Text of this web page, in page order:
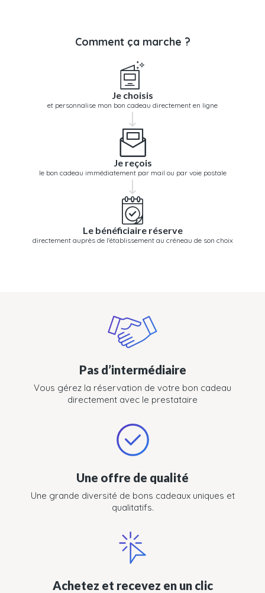
Comment ça marche ?
Je choisis
et personnalise mon bon cadeau directement en ligne
Je reçois
le bon cadeau immédiatement par mail ou par voie postale
Le bénéficiaire réserve
directement auprès de l'établissement au créneau de son choix
Pas d’intermédiaire
Vous gérez la réservation de votre bon cadeau
directement avec le prestataire
Une offre de qualité
Une grande diversité de bons cadeaux uniques et
qualitatifs.
Achetez et recevez en un clic